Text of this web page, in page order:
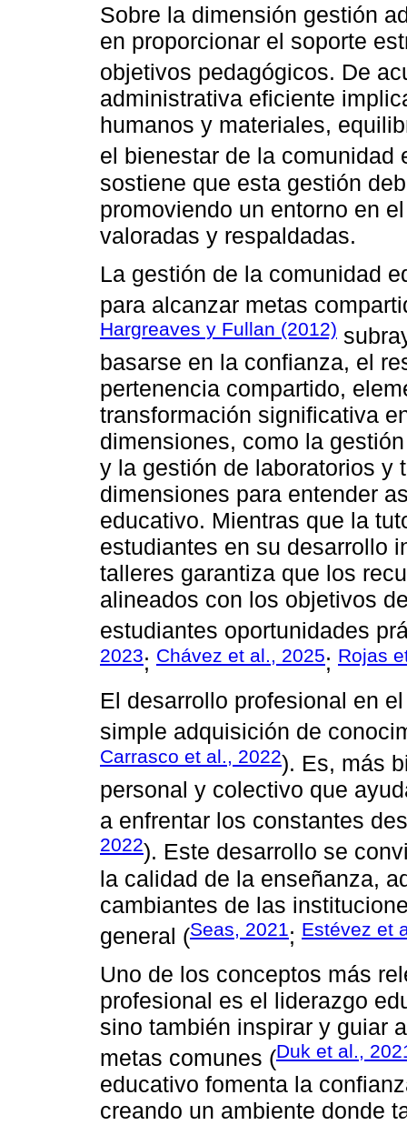
Sobre la dimensión gestión
en proporcionar el soporte
objetivos pedagógicos. De
administrativa eficiente
humanos y materiales,
el bienestar de la
sostiene que esta gestión
promoviendo un entorno en
valoradas y respaldadas.
La gestión de la comunidad
para alcanzar metas
Hargreaves y Fullan (2012)
basarse en la confianza, el
pertenencia compartido,
transformación significativa
dimensiones, como la
y la gestión de laboratorios y
dimensiones para entender
educativo. Mientras que la
estudiantes en su desarrollo
talleres garantiza que los
alineados con los objetivos
estudiantes oportunidades
2023; Chávez et al., 2025; Rojas
El desarrollo profesional en
simple adquisición de
Carrasco et al., 2022). Es, más
personal y colectivo que
a enfrentar los constantes
2022). Este desarrollo se
la calidad de la enseñanza,
cambiantes de las
general (Seas, 2021; Estévez et
Uno de los conceptos más
profesional es el liderazgo
sino también inspirar y guiar
metas comunes (Duk et al.,
educativo fomenta la
creando un ambiente donde